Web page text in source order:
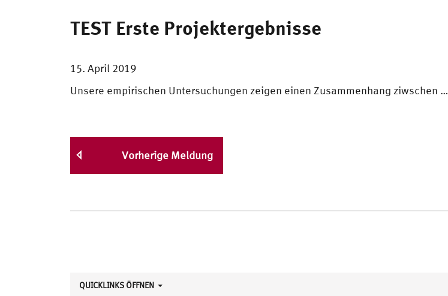
TEST Erste Projektergebnisse
15. April 2019
Unsere empirischen Untersuchungen zeigen einen Zusammenhang ziwschen …
Vorherige Meldung
QUICKLINKS ÖFFNEN